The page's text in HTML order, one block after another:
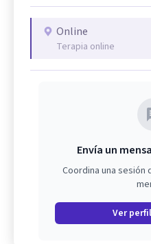
Online
Terapia online
Envía un
Coordina una
Ver